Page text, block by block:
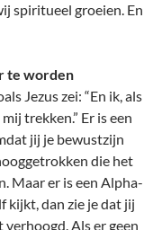
spiritueel groeien. En
te worden
Jezus zei: “En ik, als
trekken.” Er is een
jij je bewustzijn
die het
Maar er is een Alpha-
kijkt, dan zie je dat jij
Als er geen